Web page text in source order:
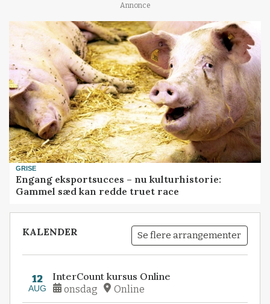
Annonce
GRISE
Engang eksportsucces – nu kulturhistorie:
Gammel sæd kan redde truet race
KALENDER Se flere arrangementer
12
AUG
InterCount kursus Online
onsdag Online